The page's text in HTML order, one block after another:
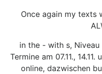
Once again my texts
in the - with s,
Termine am 07.11., 14.11.
online, dazwischen